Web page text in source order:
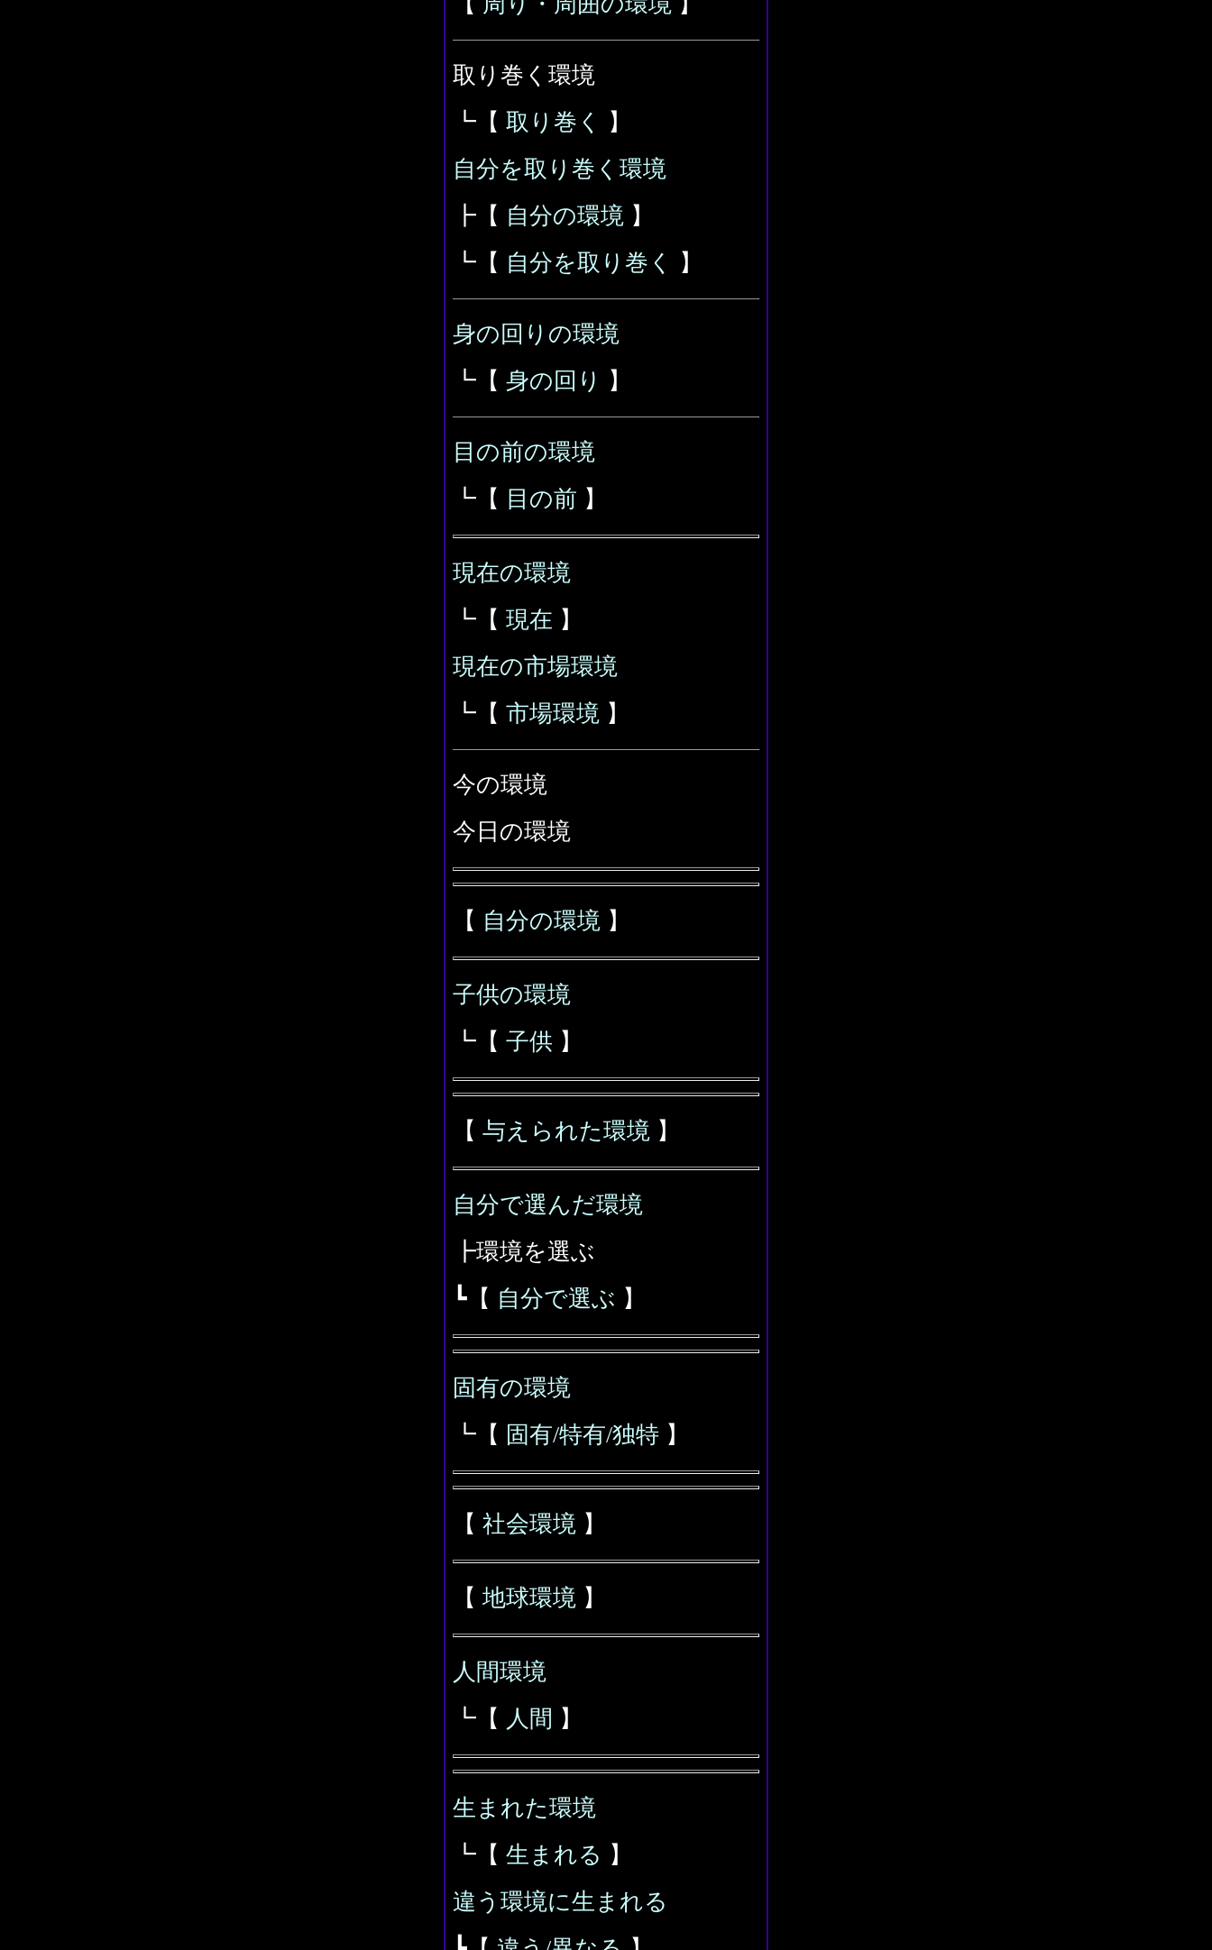
取り巻く環境
┗【 取り巻く
】
自分を取り巻く環境
┣【 自分の環境 】
┗【 自分を取り巻く 】
身の回りの環境
┗【 身の回り 】
目の前の環境
┗【 目の前 】
現在の環境
┗【 現在 】
現在の市場環境
┗【 市場環境 】
今の環境
今日の環境
【 自分の環境 】
子供の環境
┗【 子供 】
【 与えられた環境 】
自分で選んだ環境
┣環境を選ぶ
┗【 自分で選ぶ 】
固有の環境
┗【 固有/特有/独特 】
【 社会環境 】
【 地球環境 】
人間環境
┗【 人間 】
生まれた環境
┗【 生まれる 】
違う環境に生まれる